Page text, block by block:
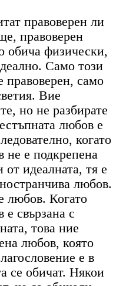
правоверен ли
правоверен
обича физически,
Само този
правоверен, само
Вие
но не разбирате
любов е
когато
не е подкрепена
от идеалната, тя е
любов.
любов. Когато
е свързана с
това ние
любов, която
е в
се обичат. Някои